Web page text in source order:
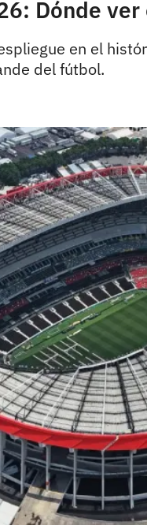
Dónde
en el
del fútbol.